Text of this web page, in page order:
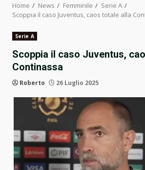
Home News Femminile
Serie A
Scoppia il caso Juventus, caos totale alla
Serie A
Scoppia il caso Juventus,
Continassa
Roberto 26 Luglio 2025